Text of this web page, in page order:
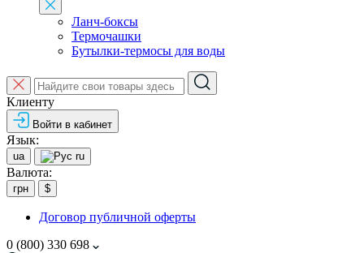
Ланч-боксы
Термочашки
Бутылки-термосы для воды
Клиенту
Войти в кабинет
Язык:
ua ru
Валюта:
грн $
Договор публичной оферты
0 (800) 330 698